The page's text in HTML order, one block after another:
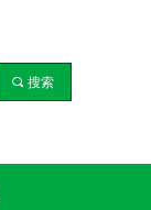
끠 搜索